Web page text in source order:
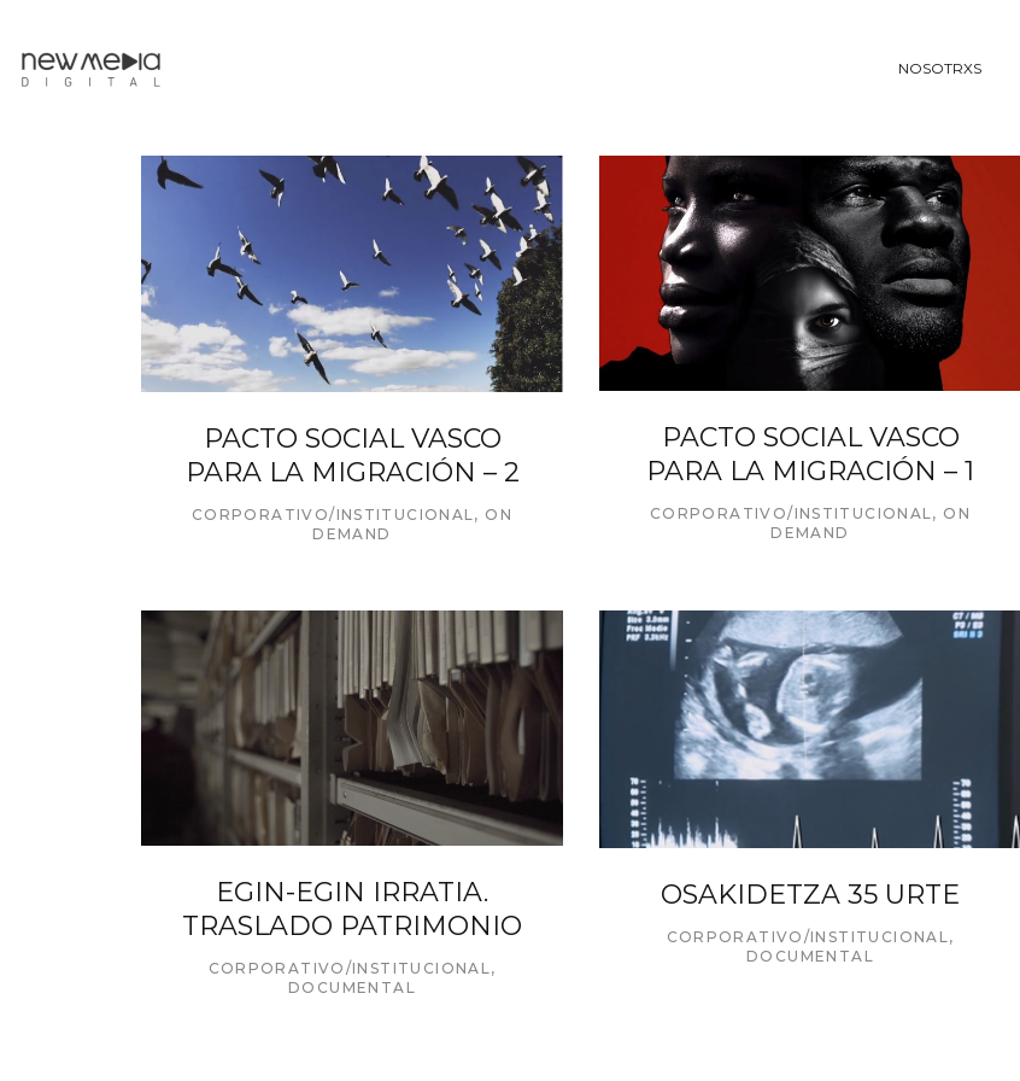
NOSOTRXS
PACTO SOCIAL VASCO
PARA LA MIGRACIÓN – 2
CORPORATIVO/INSTITUCIONAL, ON
DEMAND
PACTO SOCIAL VASCO
PARA LA MIGRACIÓN – 1
CORPORATIVO/INSTITUCIONAL, ON
DEMAND
EGIN-EGIN IRRATIA.
TRASLADO PATRIMONIO
CORPORATIVO/INSTITUCIONAL ,
DOCUMENTAL
OSAKIDETZA 35 URTE
CORPORATIVO/INSTITUCIONAL ,
DOCUMENTAL